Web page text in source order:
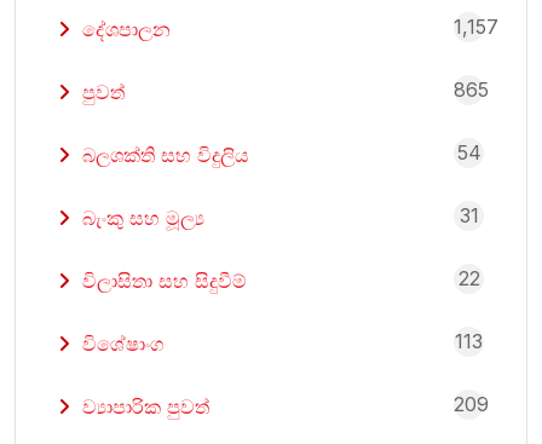
දේශපාලන 1,157
පුවත් 865
බලශක්ති සහ විදුලිය 54
බැංකු සහ මූල්‍ය 31
විලාසිතා සහ සිදුවීම් 22
විශේෂාංග 113
ව්‍යාපාරික පුවත් 209